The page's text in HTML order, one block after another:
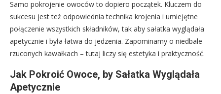
Samo pokrojenie owoców to dopiero początek. Kluczem do
sukcesu jest też odpowiednia technika krojenia i umiejętne
połączenie wszystkich składników, tak aby sałatka wyglądała
apetycznie i była łatwa do jedzenia. Zapominamy o niedbale
rzuconych kawałkach – tutaj liczy się estetyka i praktyczność.
Jak Pokroić Owoce, by Sałatka Wyglądała
Apetycznie